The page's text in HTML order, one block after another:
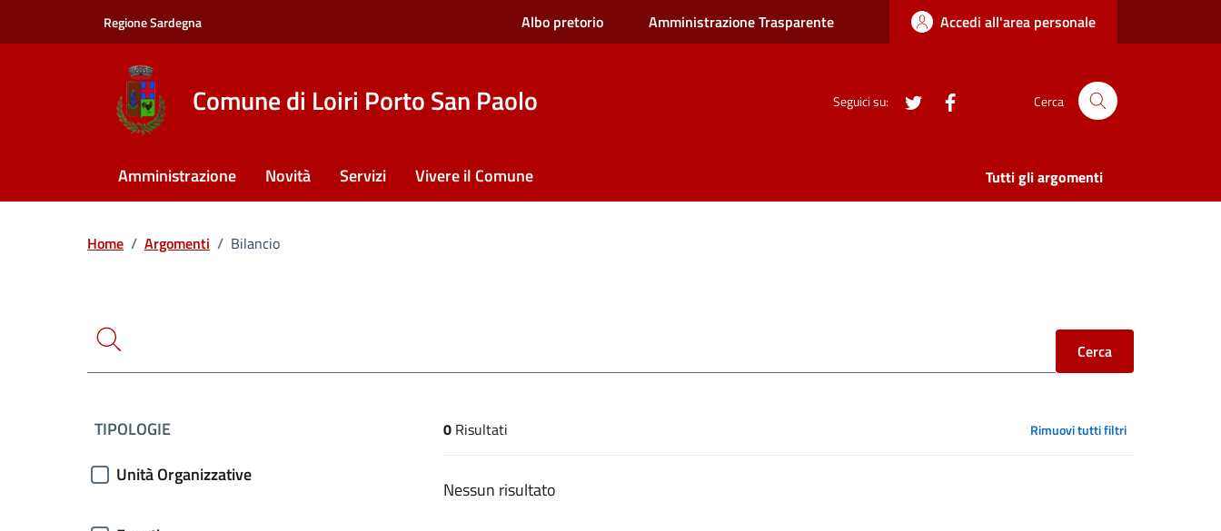
Regione Sardegna Albo pretorio Amministrazione Trasparente Accedi all'area personale
Comune di Loiri Porto San Paolo Seguici su: twitter Cerca
Amministrazione Novità Servizi Vivere il Comune Tutti gli argomenti
Ricerca
Home / Argomenti / Bilancio
Cerca
filtri da applicare
TIPOLOGIE
Unità Organizzative
risultati di ricerca
0 Risultati Rimuovi tutti filtri
Nessun risultato